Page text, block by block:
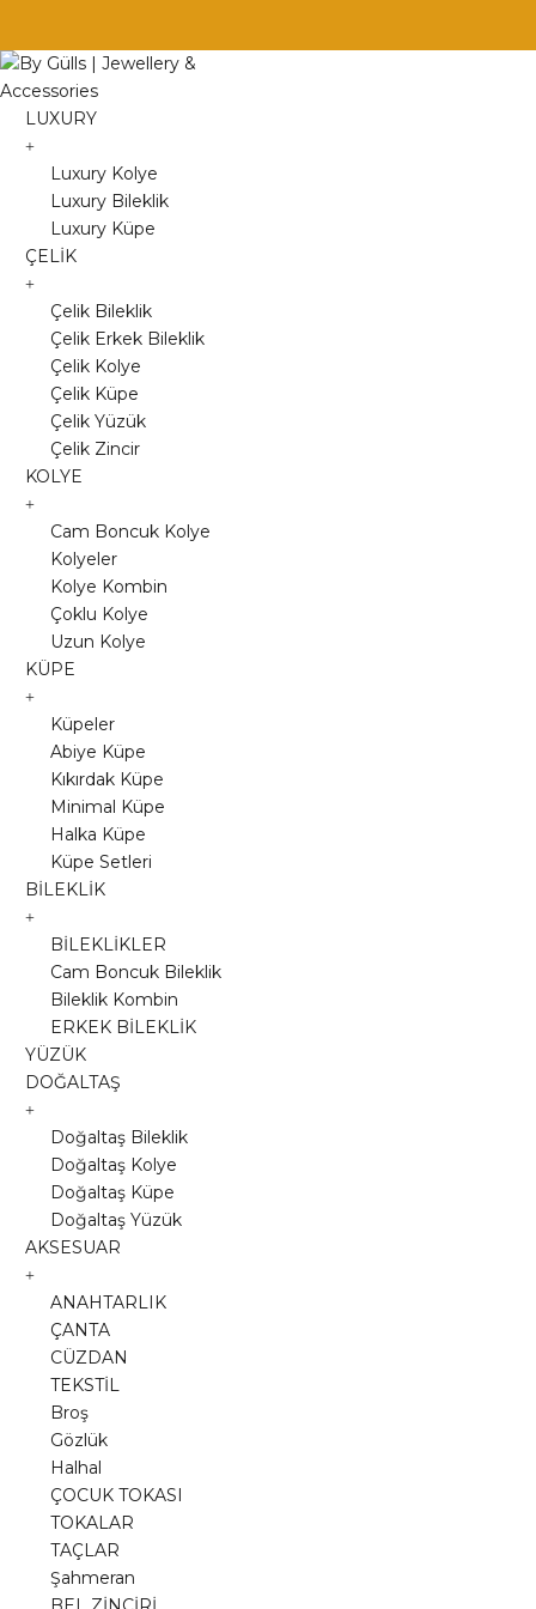
Skip
to
content
LUXURY
Luxury Kolye
Luxury Bileklik
Luxury Küpe
ÇELİK
Çelik Bileklik
Çelik Erkek Bileklik
Çelik Kolye
Çelik Küpe
Çelik Yüzük
Çelik Zincir
KOLYE
Cam Boncuk Kolye
Kolyeler
Kolye Kombin
Çoklu Kolye
Uzun Kolye
KÜPE
Küpeler
Abiye Küpe
Kıkırdak Küpe
Minimal Küpe
Halka Küpe
Küpe Setleri
BİLEKLİK
BİLEKLİKLER
Cam Boncuk Bileklik
Bileklik Kombin
ERKEK BİLEKLİK
YÜZÜK
DOĞALTAŞ
Doğaltaş Bileklik
Doğaltaş Kolye
Doğaltaş Küpe
Doğaltaş Yüzük
AKSESUAR
ANAHTARLIK
ÇANTA
CÜZDAN
TEKSTİL
Broş
Gözlük
Halhal
ÇOCUK TOKASI
TOKALAR
TAÇLAR
Şahmeran